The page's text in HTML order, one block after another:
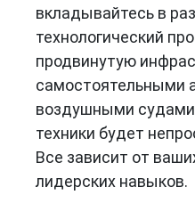
вкладывайтесь в
технологический
продвинутую
самостоятельными
воздушными
техники будет
Все зависит от
лидерских навыков.